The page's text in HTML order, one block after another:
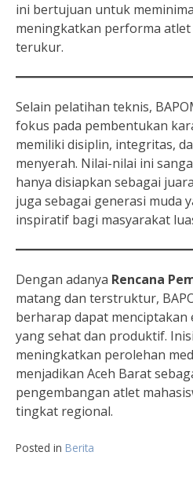
ini bertujuan untuk
meningkatkan performa atlet
terukur.
Selain pelatihan teknis,
fokus pada pembentukan
memiliki disiplin, integritas,
menyerah. Nilai-nilai ini
hanya disiapkan sebagai
juga sebagai generasi muda
inspiratif bagi masyarakat
Dengan adanya Rencana
matang dan terstruktur,
berharap dapat menciptakan
yang sehat dan produktif.
meningkatkan perolehan
menjadikan Aceh Barat
pengembangan atlet
tingkat regional.
Posted in Berita